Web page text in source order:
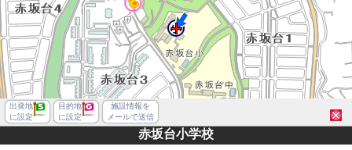
出発地
に設定
目的地
に設定
施設情報を
メールで送信
赤坂台小学校